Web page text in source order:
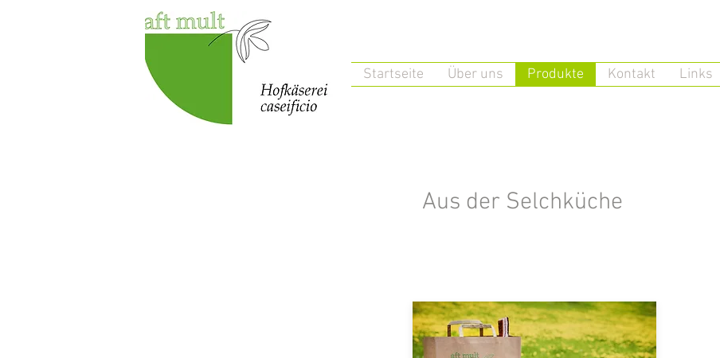
Startseite Über uns Produkte Kontakt Links
Aus der Selchküche